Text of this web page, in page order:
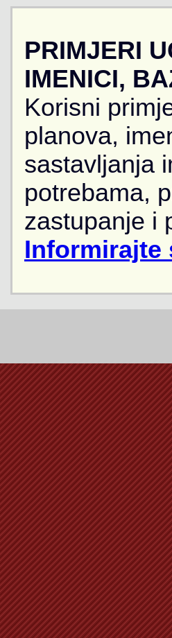
PRIMJERI
IMENICI,
Korisni
planova,
sastavljanja
potrebama,
zastupanje i
Informirajte